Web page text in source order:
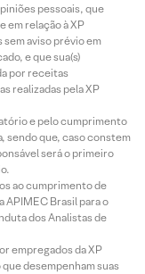
pessoais, que
em relação à XP
aviso prévio em
e que sua(s)
por receitas
realizadas pela XP
e pelo cumprimento
sendo que, caso constem
será o primeiro
ao cumprimento de
APIMEC Brasil para o
dos Analistas de
empregados da XP
desempenham suas